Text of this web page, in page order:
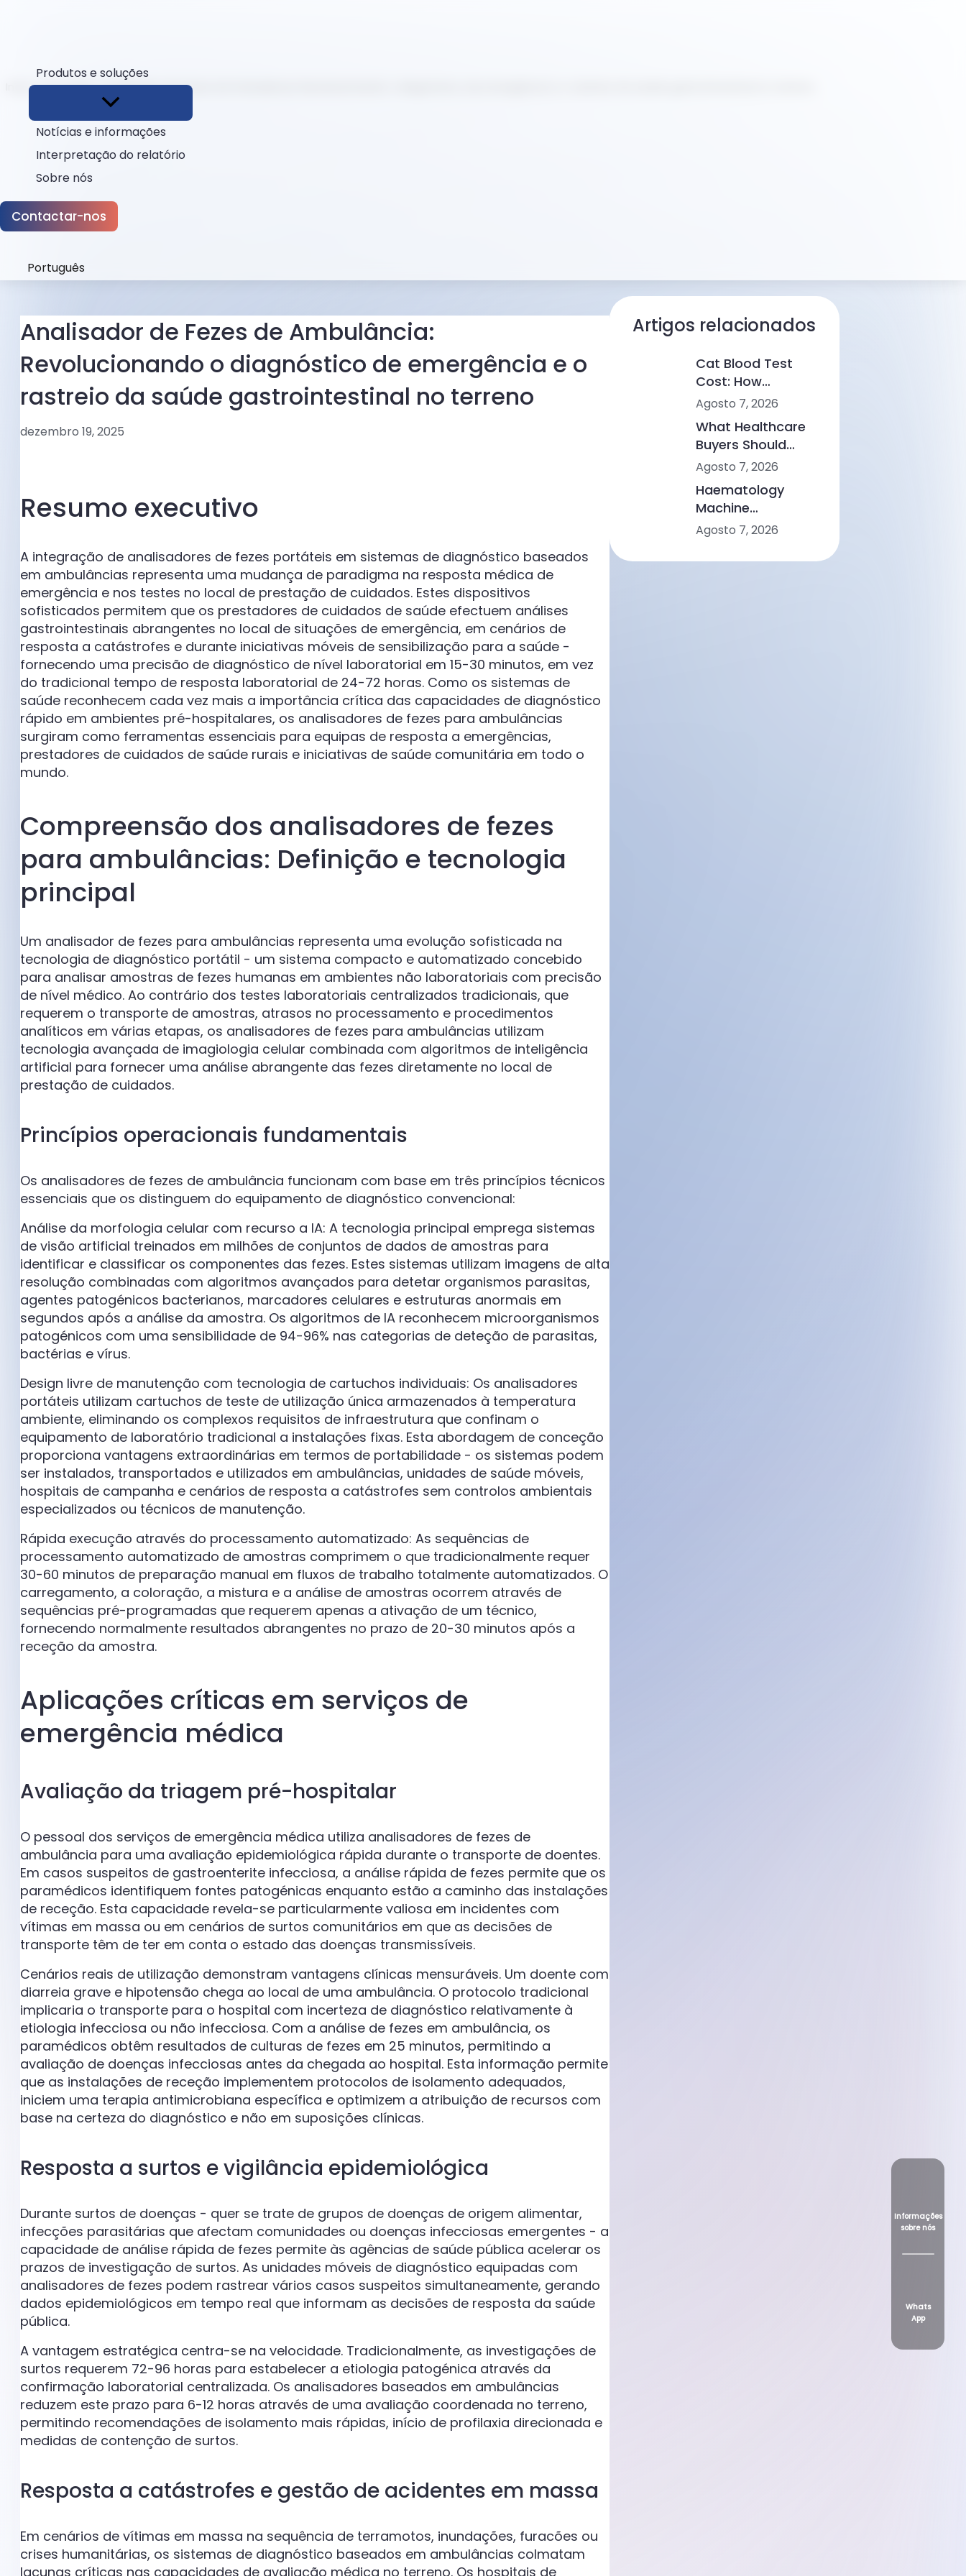
Produtos e soluções
Notícias e informações
Interpretação do relatório
Sobre nós
Contactar-nos
Português
Início Esconder Analisador de Fezes de Ambulância: Revolucionando o diagnóstico de emergência e o rastreio da saúde gastrointestinal no terreno
Analisador de Fezes de Ambulância:
Revolucionando o diagnóstico de emergência e o
rastreio da saúde gastrointestinal no terreno
dezembro 19, 2025
Resumo executivo
A integração de analisadores de fezes portáteis em sistemas de diagnóstico baseados
em ambulâncias representa uma mudança de paradigma na resposta médica de
emergência e nos testes no local de prestação de cuidados. Estes dispositivos
sofisticados permitem que os prestadores de cuidados de saúde efectuem análises
gastrointestinais abrangentes no local de situações de emergência, em cenários de
resposta a catástrofes e durante iniciativas móveis de sensibilização para a saúde -
fornecendo uma precisão de diagnóstico de nível laboratorial em 15-30 minutos, em vez
do tradicional tempo de resposta laboratorial de 24-72 horas. Como os sistemas de
saúde reconhecem cada vez mais a importância crítica das capacidades de diagnóstico
rápido em ambientes pré-hospitalares, os analisadores de fezes para ambulâncias
surgiram como ferramentas essenciais para equipas de resposta a emergências,
prestadores de cuidados de saúde rurais e iniciativas de saúde comunitária em todo o
mundo.
Compreensão dos analisadores de fezes
para ambulâncias: Definição e tecnologia
principal
Um analisador de fezes para ambulâncias representa uma evolução sofisticada na
tecnologia de diagnóstico portátil - um sistema compacto e automatizado concebido
para analisar amostras de fezes humanas em ambientes não laboratoriais com precisão
de nível médico. Ao contrário dos testes laboratoriais centralizados tradicionais, que
requerem o transporte de amostras, atrasos no processamento e procedimentos
analíticos em várias etapas, os analisadores de fezes para ambulâncias utilizam
tecnologia avançada de imagiologia celular combinada com algoritmos de inteligência
artificial para fornecer uma análise abrangente das fezes diretamente no local de
prestação de cuidados.
Princípios operacionais fundamentais
Os analisadores de fezes de ambulância funcionam com base em três princípios técnicos
essenciais que os distinguem do equipamento de diagnóstico convencional:
Análise da morfologia celular com recurso a IA: A tecnologia principal emprega sistemas
de visão artificial treinados em milhões de conjuntos de dados de amostras para
identificar e classificar os componentes das fezes. Estes sistemas utilizam imagens de alta
resolução combinadas com algoritmos avançados para detetar organismos parasitas,
agentes patogénicos bacterianos, marcadores celulares e estruturas anormais em
segundos após a análise da amostra. Os algoritmos de IA reconhecem microorganismos
patogénicos com uma sensibilidade de 94-96% nas categorias de deteção de parasitas,
bactérias e vírus.
Design livre de manutenção com tecnologia de cartuchos individuais: Os analisadores
portáteis utilizam cartuchos de teste de utilização única armazenados à temperatura
ambiente, eliminando os complexos requisitos de infraestrutura que confinam o
equipamento de laboratório tradicional a instalações fixas. Esta abordagem de conceção
proporciona vantagens extraordinárias em termos de portabilidade - os sistemas podem
ser instalados, transportados e utilizados em ambulâncias, unidades de saúde móveis,
hospitais de campanha e cenários de resposta a catástrofes sem controlos ambientais
especializados ou técnicos de manutenção.
Rápida execução através do processamento automatizado: As sequências de
processamento automatizado de amostras comprimem o que tradicionalmente requer
30-60 minutos de preparação manual em fluxos de trabalho totalmente automatizados. O
carregamento, a coloração, a mistura e a análise de amostras ocorrem através de
sequências pré-programadas que requerem apenas a ativação de um técnico,
fornecendo normalmente resultados abrangentes no prazo de 20-30 minutos após a
receção da amostra.
Aplicações críticas em serviços de
emergência médica
Avaliação da triagem pré-hospitalar
O pessoal dos serviços de emergência médica utiliza analisadores de fezes de
ambulância para uma avaliação epidemiológica rápida durante o transporte de doentes.
Em casos suspeitos de gastroenterite infecciosa, a análise rápida de fezes permite que os
paramédicos identifiquem fontes patogénicas enquanto estão a caminho das instalações
de receção. Esta capacidade revela-se particularmente valiosa em incidentes com
vítimas em massa ou em cenários de surtos comunitários em que as decisões de
transporte têm de ter em conta o estado das doenças transmissíveis.
Cenários reais de utilização demonstram vantagens clínicas mensuráveis. Um doente com
diarreia grave e hipotensão chega ao local de uma ambulância. O protocolo tradicional
implicaria o transporte para o hospital com incerteza de diagnóstico relativamente à
etiologia infecciosa ou não infecciosa. Com a análise de fezes em ambulância, os
paramédicos obtêm resultados de culturas de fezes em 25 minutos, permitindo a
avaliação de doenças infecciosas antes da chegada ao hospital. Esta informação permite
que as instalações de receção implementem protocolos de isolamento adequados,
iniciem uma terapia antimicrobiana específica e optimizem a atribuição de recursos com
base na certeza do diagnóstico e não em suposições clínicas.
Resposta a surtos e vigilância epidemiológica
Durante surtos de doenças - quer se trate de grupos de doenças de origem alimentar,
infecções parasitárias que afectam comunidades ou doenças infecciosas emergentes - a
capacidade de análise rápida de fezes permite às agências de saúde pública acelerar os
prazos de investigação de surtos. As unidades móveis de diagnóstico equipadas com
analisadores de fezes podem rastrear vários casos suspeitos simultaneamente, gerando
dados epidemiológicos em tempo real que informam as decisões de resposta da saúde
pública.
A vantagem estratégica centra-se na velocidade. Tradicionalmente, as investigações de
surtos requerem 72-96 horas para estabelecer a etiologia patogénica através da
confirmação laboratorial centralizada. Os analisadores baseados em ambulâncias
reduzem este prazo para 6-12 horas através de uma avaliação coordenada no terreno,
permitindo recomendações de isolamento mais rápidas, início de profilaxia direcionada e
medidas de contenção de surtos.
Resposta a catástrofes e gestão de acidentes em massa
Em cenários de vítimas em massa na sequência de terramotos, inundações, furacões ou
crises humanitárias, os sistemas de diagnóstico baseados em ambulâncias colmatam
lacunas críticas nas capacidades de avaliação médica no terreno. Os hospitais de
Artigos relacionados
Cat Blood Test
Cost: How
Veterinary Clinics
Build a
Sustainable
Diagnostic Service
Agosto 7, 2026
What Healthcare
Buyers Should
Evaluate When
Comparing Point-
of-Care Device
Makers
Agosto 7, 2026
Haematology
Machine
Applications:
Right Solution
Agosto 7, 2026
Informações
sobre nós
Whats
App